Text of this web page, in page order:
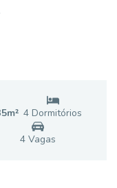
m² 4 Dormitórios
4Vagas